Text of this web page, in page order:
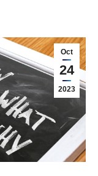
Oct
24
2023